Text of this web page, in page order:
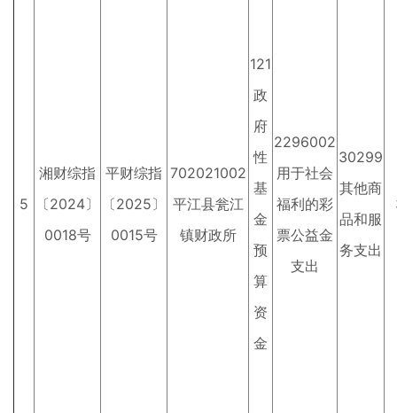
5
湘财综指
〔2024〕
0018号
平财综指
〔2025〕
0015号
702021002
平江县瓮江
镇财政所
121
政
府
性
基
金
预
算
资
金
2296002
用于社会
福利的彩
票公益金
支出
30299
其他商
品和服
务支出